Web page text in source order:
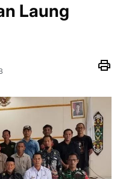
Laung